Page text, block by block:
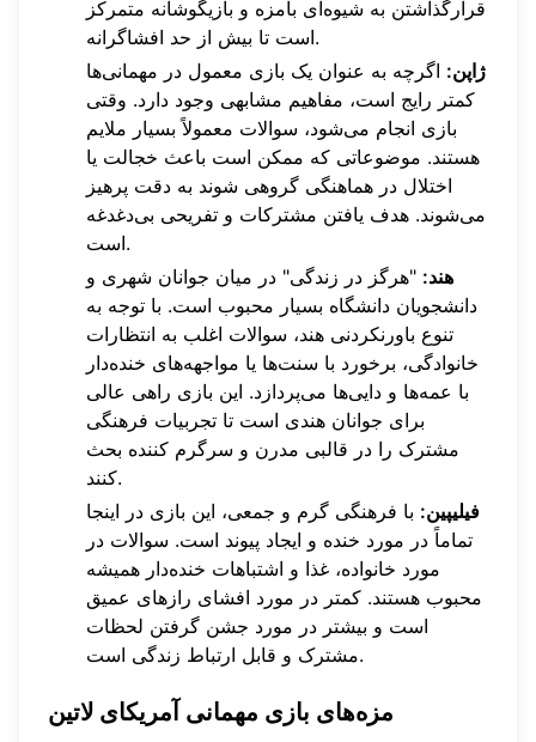
قرارگذاشتن به شیوه‌ای بامزه و بازیگوشانه متمرکز
است تا بیش از حد افشاگرانه.
ژاپن: اگرچه به عنوان یک بازی معمول در مهمانی‌ها
کمتر رایج است، مفاهیم مشابهی وجود دارد. وقتی
بازی انجام می‌شود، سوالات معمولاً بسیار ملایم
هستند. موضوعاتی که ممکن است باعث خجالت یا
اختلال در هماهنگی گروهی شوند به دقت پرهیز
می‌شوند. هدف یافتن مشترکات و تفریحی بی‌دغدغه
است.
هند: "هرگز در زندگی" در میان جوانان شهری و
دانشجویان دانشگاه بسیار محبوب است. با توجه به
تنوع باورنکردنی هند، سوالات اغلب به انتظارات
خانوادگی، برخورد با سنت‌ها یا مواجهه‌های خنده‌دار
با عمه‌ها و دایی‌ها می‌پردازد. این بازی راهی عالی
برای جوانان هندی است تا تجربیات فرهنگی
مشترک را در قالبی مدرن و سرگرم کننده بحث
کنند.
فیلیپین: با فرهنگی گرم و جمعی، این بازی در اینجا
تماماً در مورد خنده و ایجاد پیوند است. سوالات در
مورد خانواده، غذا و اشتباهات خنده‌دار همیشه
محبوب هستند. کمتر در مورد افشای رازهای عمیق
است و بیشتر در مورد جشن گرفتن لحظات
مشترک و قابل ارتباط زندگی است.
مزه‌های بازی مهمانی آمریکای لاتین